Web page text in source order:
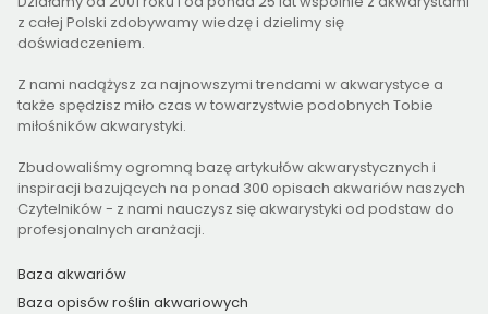
z całej Polski zdobywamy wiedzę i dzielimy się
doświadczeniem.
Z nami nadążysz za najnowszymi trendami w akwarystyce a
także spędzisz miło czas w towarzystwie podobnych Tobie
miłośników akwarystyki.
Zbudowaliśmy ogromną bazę artykułów akwarystycznych i
inspiracji bazujących na ponad 300 opisach akwariów naszych
Czytelników - z nami nauczysz się akwarystyki od podstaw do
profesjonalnych aranżacji.
Baza akwariów
Baza opisów roślin akwariowych